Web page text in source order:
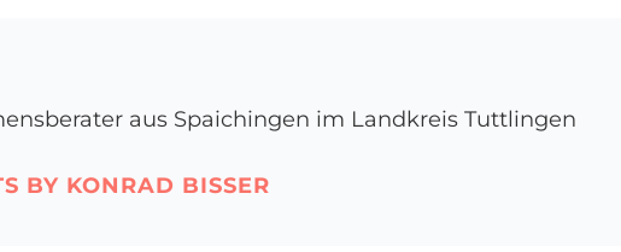
aus Spaichingen im Landkreis Tuttlingen
BY KONRAD BISSER